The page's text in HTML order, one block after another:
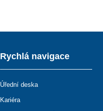
Rychlá navigace
Úřední deska
Kariéra